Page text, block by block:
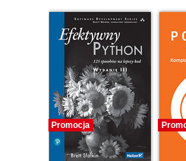
Promocja